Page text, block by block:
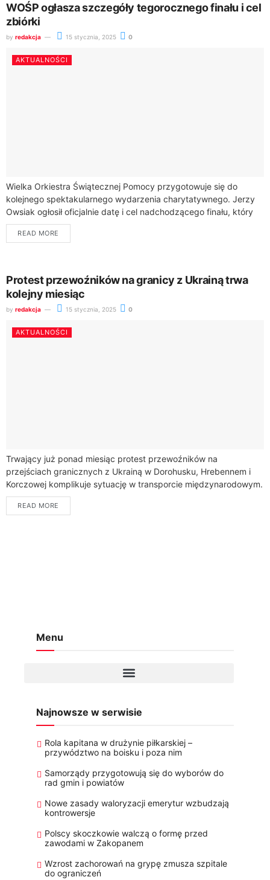
WOŚP ogłasza szczegóły tegorocznego finału i cel
zbiórki
by redakcja 15 stycznia, 2025 0
AKTUALNOŚCI
Wielka Orkiestra Świątecznej Pomocy przygotowuje się do
kolejnego spektakularnego wydarzenia charytatywnego. Jerzy
Owsiak ogłosił oficjalnie datę i cel nadchodzącego finału, który
ponownie może pobić dotychczasowe rekordy.33. Finał Wielkiej
Orkiestry Świątecznej...
READ MORE
Protest przewoźników na granicy z Ukrainą trwa
kolejny miesiąc
by redakcja 15 stycznia, 2025 0
AKTUALNOŚCI
Trwający już ponad miesiąc protest przewoźników na
przejściach granicznych z Ukrainą w Dorohusku, Hrebennem i
Korczowej komplikuje sytuację w transporcie międzynarodowym.
Kierowcy i właściciele firm transportowych wyrażają swoje
obawy wobec...
READ MORE
Menu
Najnowsze w serwisie
Rola kapitana w drużynie piłkarskiej –
przywództwo na boisku i poza nim
Samorządy przygotowują się do wyborów do
rad gmin i powiatów
Nowe zasady waloryzacji emerytur wzbudzają
kontrowersje
Polscy skoczkowie walczą o formę przed
zawodami w Zakopanem
Wzrost zachorowań na grypę zmusza szpitale
do ograniczeń